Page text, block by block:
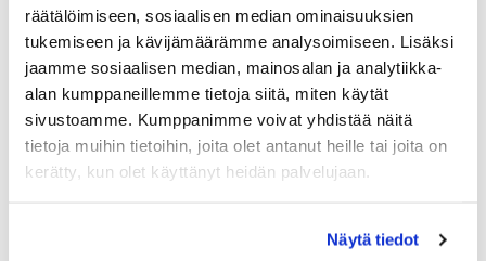
räätälöimiseen, sosiaalisen median ominaisuuksien
tukemiseen ja kävijämäärämme analysoimiseen. Lisäksi
jaamme sosiaalisen median, mainosalan ja analytiikka-
alan kumppaneillemme tietoja siitä, miten käytät
sivustoamme. Kumppanimme voivat yhdistää näitä
tietoja muihin tietoihin, joita olet antanut heille tai joita on
kerätty, kun olet käyttänyt heidän palvelujaan.
Näytä tiedot
Rekisteröidy
Haluan tilata Hartola Golf uutiskirjeen
Olen lukenuttietosuojaselosteenja hyväksyn
henkilötietojeni käsittelyn (*)